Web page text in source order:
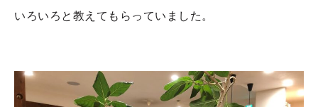
いろいろと教えてもらっていました。